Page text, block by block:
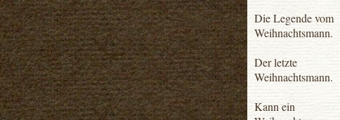
Die Legende vom
Weihnachtsmann.
Der letzte
Weihnachtsmann.
Kann ein